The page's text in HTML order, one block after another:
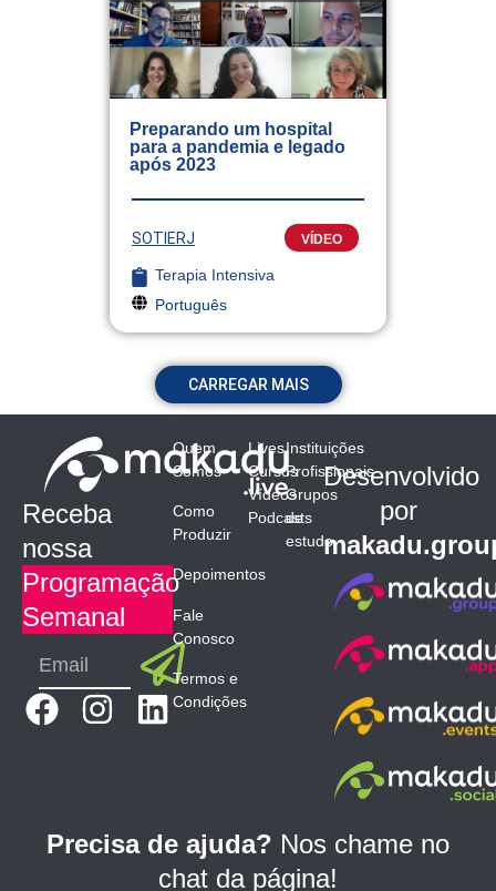
Preparando um hospital
para a pandemia e legado
após 2023
SOTIERJ VÍDEO
Terapia Intensiva
Português
CARREGAR MAIS
Receba
nossa
Programação
Semanal
Email Submit
F
b
I
a
L
e
d
Quem
Somos
Como
Produzir
Depoimentos
Fale
Conosco
Termos e
Condições
Lives
Cursos
Vídeos
Podcasts
Instituições
Profissionais
Grupos
de
estudo
Desenvolvido
por
Precisa de ajuda? Nos chame no
chat da página!